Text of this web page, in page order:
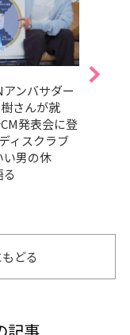
アンバサダー
さんが就
発表会に登
ィスクラブ
い男の休
どる